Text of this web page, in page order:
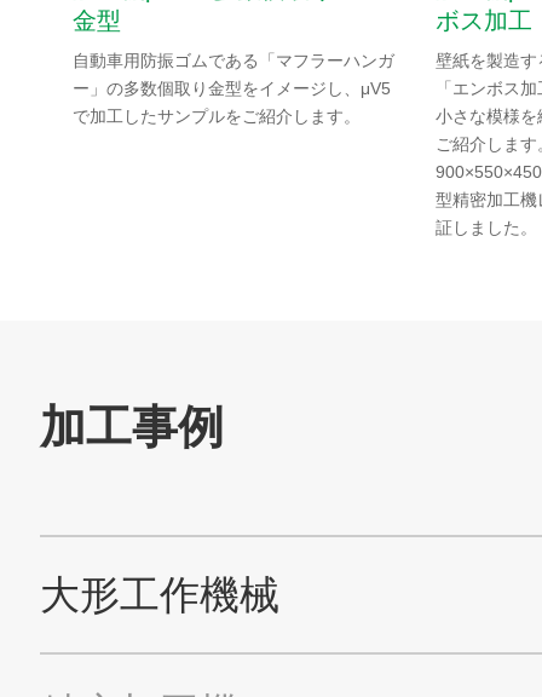
金型
自動車用防振ゴムである「マフラーハンガ
ー」の多数個取り金型をイメージし、μV5
で加工したサンプルをご紹介します。
ボス加工
壁紙を製造
「エンボス
小さな模様
ご紹介しま
型精密加工
証しました。